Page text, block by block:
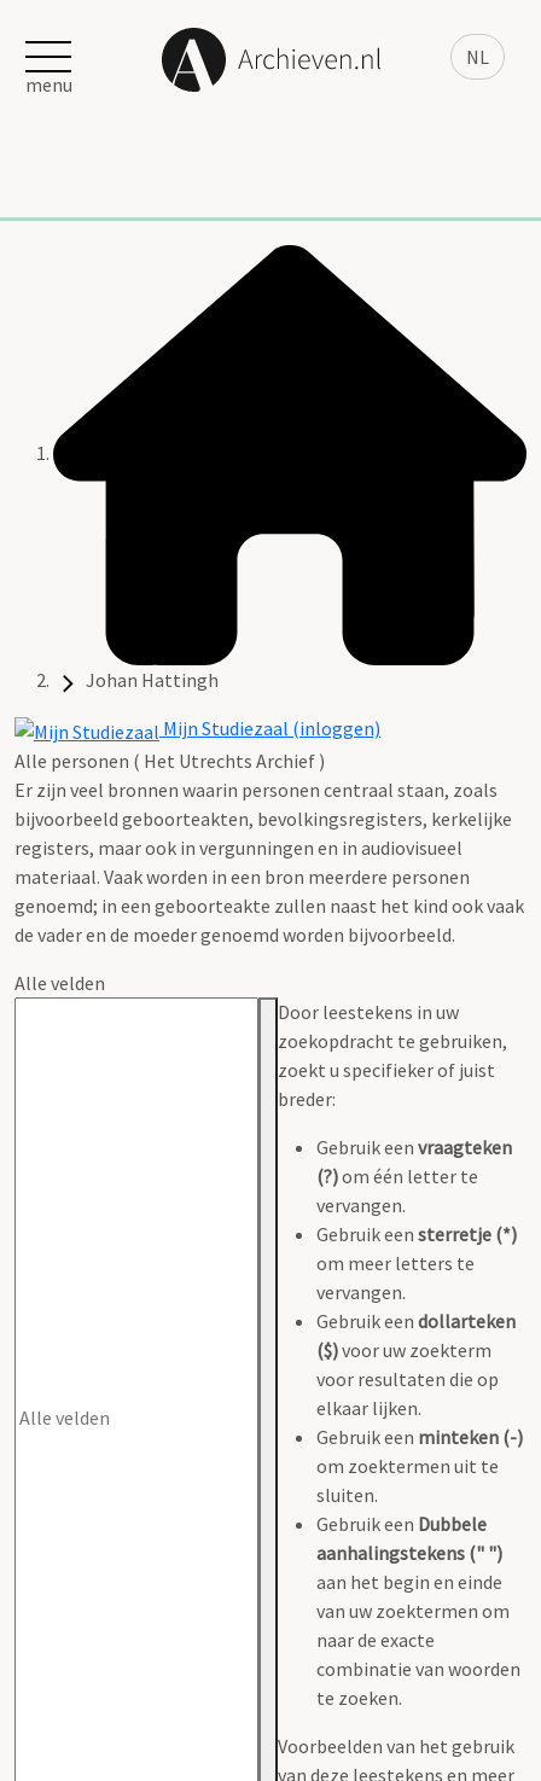
NL
menu
Johan Hattingh
Mijn Studiezaal (inloggen)
Alle personen ( Het Utrechts Archief )
Er zijn veel bronnen waarin personen centraal staan, zoals
bijvoorbeeld geboorteakten, bevolkingsregisters, kerkelijke
registers, maar ook in vergunningen en in audiovisueel
materiaal. Vaak worden in een bron meerdere personen
genoemd; in een geboorteakte zullen naast het kind ook vaak
de vader en de moeder genoemd worden bijvoorbeeld.
Alle velden
Door leestekens in uw
zoekopdracht te gebruiken,
zoekt u specifieker of juist
breder:
Gebruik een vraagteken
(?)om één letter te
vervangen.
Gebruik een sterretje (*)
om meer letters te
vervangen.
Gebruik een dollarteken
($)voor uw zoekterm
voor resultaten die op
elkaar lijken.
Gebruik een minteken (-)
om zoektermen uit te
sluiten.
Gebruik een Dubbele
aanhalingstekens (" ")
aan het begin en einde
van uw zoektermen om
naar de exacte
combinatie van woorden
te zoeken.
Voorbeelden van het gebruik
van deze leestekens en meer